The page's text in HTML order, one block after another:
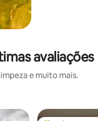
avaliações
e muito mais.